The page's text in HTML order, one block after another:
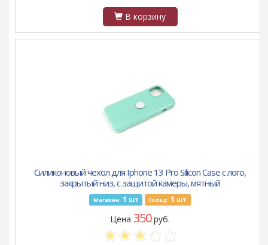
В корзину
Силиконовый чехол для Iphone 13 Pro Silicon Case с лого,
закрытый низ, с защитой камеры, мятный
Магазин: 1 шт Склад: 1 шт
Цена 350руб.